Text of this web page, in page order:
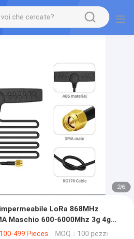
2/6
LoRa 868MHz
Maschio 600-6000Mhz 3g 4g
lungo raggio
499 Pieces MOQ：100 pezzi